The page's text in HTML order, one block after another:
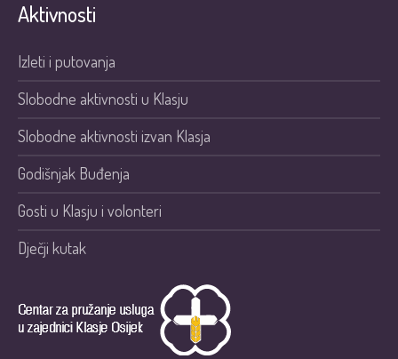
Aktivnosti
Izleti i putovanja
Slobodne aktivnosti u Klasju
Slobodne aktivnosti izvan Klasja
Godišnjak Buđenja
Gosti u Klasju i volonteri
Dječji kutak